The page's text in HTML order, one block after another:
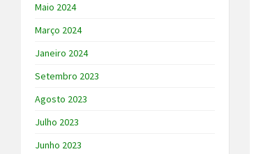
Maio 2024
Março 2024
Janeiro 2024
Setembro 2023
Agosto 2023
Julho 2023
Junho 2023